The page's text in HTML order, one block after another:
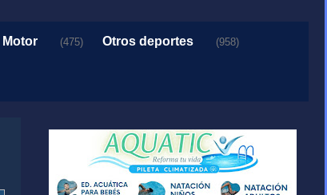
Motor (475) Otros deportes (958)